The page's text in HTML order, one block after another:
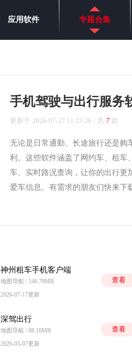
应用软件 专题合集
手机驾驶与出行服务
更新于 2026-07-27 11:23:26 / 共 7 款
无论是日常通勤、长途旅行还是购
利。这些软件涵盖了网约车、租车
车、实时路况查询，让你的出行更
爱车信息。有需求的朋友们快来下
神州租车手机客户端
地图导航 / 146.79MB
2026-07-17更新
查看
深驾出行
地图导航 / 88.10MB
2026-05-07更新
查看